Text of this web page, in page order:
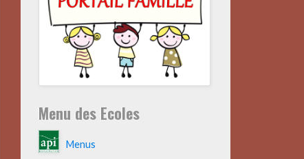
Menu des Ecoles
Menus